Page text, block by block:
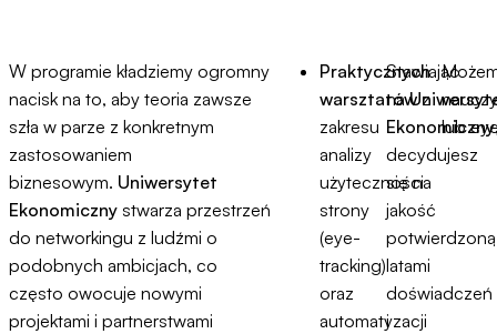
W programie kładziemy ogromny
nacisk na to, aby teoria zawsze
szła w parze z konkretnym
zastosowaniem
biznesowym. Uniwersytet
Ekonomiczny stwarza przestrzeń
do networkingu z ludźmi o
podobnych ambicjach, co
często owocuje nowymi
projektami i partnerstwami
Praktycznych
warsztatówz
zakresu
analizy
użyteczności
strony
(eye-
tracking)
oraz
automatyzacji
Stawiając
na
Ekonomiczny
decydujesz
się na
jakość
potwierdzoną
latami
doświadczeń
i
lub